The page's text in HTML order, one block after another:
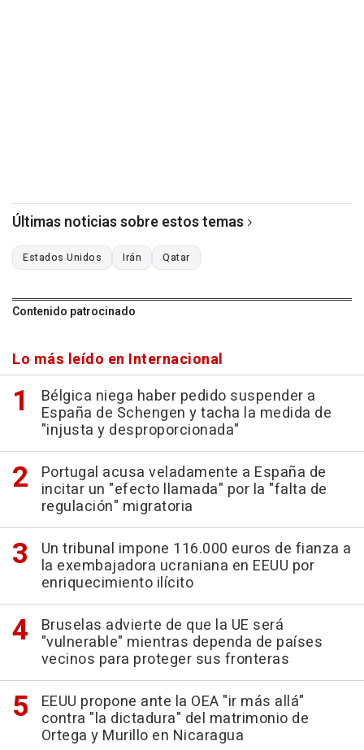
Últimas noticias sobre estos temas
Estados Unidos Irán Qatar
Contenido patrocinado
Lo más leído en Internacional
Bélgica niega haber pedido suspender a
España de Schengen y tacha la medida de
"injusta y desproporcionada"
Portugal acusa veladamente a España de
incitar un "efecto llamada" por la "falta de
regulación" migratoria
Un tribunal impone 116.000 euros de fianza a
la exembajadora ucraniana en EEUU por
enriquecimiento ilícito
Bruselas advierte de que la UE será
"vulnerable" mientras dependa de países
vecinos para proteger sus fronteras
EEUU propone ante la OEA "ir más allá"
contra "la dictadura" del matrimonio de
Ortega y Murillo en Nicaragua